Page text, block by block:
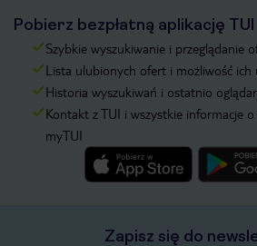
Pobierz bezpłatną aplikację TUI
Szybkie wyszukiwanie i przeglądanie
Lista ulubionych ofert i możliwość ich
Historia wyszukiwań i ostatnio
Kontakt z TUI i wszystkie informacje o
myTUI
Zapisz się do